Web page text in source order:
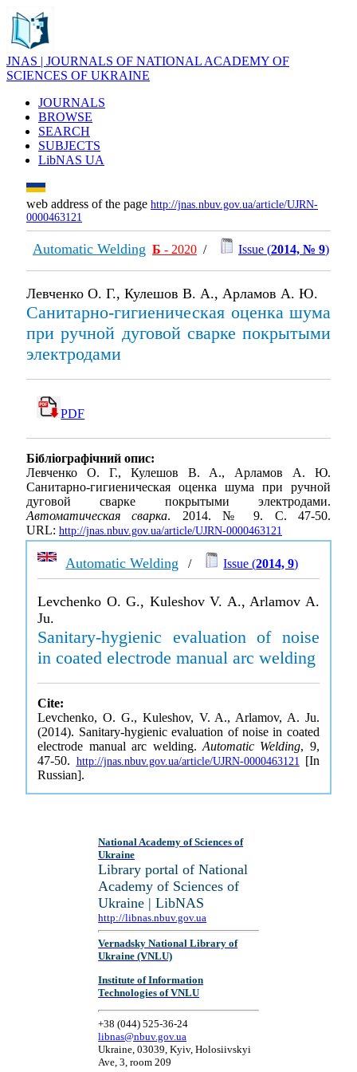
JNAS | JOURNALS OF NATIONAL ACADEMY OF
SCIENCES OF UKRAINE
JOURNALS
BROWSE
SEARCH
SUBJECTS
LibNAS UA
web address of the page http://jnas.nbuv.gov.ua/article/UJRN-
0000463121
Automatic Welding Б - 2020 / Issue (2014, № 9)
Левченко О. Г., Кулешов В. А., Арламов А. Ю.
Санитарно-гигиеническая оценка шума
при ручной дуговой сварке покрытыми
электродами
PDF
Бібліографічний опис:
Левченко О. Г., Кулешов В. А., Арламов А. Ю.
Санитарно-гигиеническая оценка шума при ручной
дуговой сварке покрытыми электродами.
Автоматическая сварка. 2014. № 9. С. 47-50.
URL: http://jnas.nbuv.gov.ua/article/UJRN-0000463121
Automatic Welding / Issue (2014, 9)
Levchenko O. G., Kuleshov V. A., Arlamov A.
Ju.
Sanitary-hygienic evaluation of noise
in coated electrode manual arc welding
Cite:
Levchenko, O. G., Kuleshov, V. A., Arlamov, A. Ju.
(2014). Sanitary-hygienic evaluation of noise in coated
electrode manual arc welding. Automatic Welding, 9,
47-50. http://jnas.nbuv.gov.ua/article/UJRN-0000463121 [In
Russian].
National Academy of Sciences of
Ukraine
Library portal of National
Academy of Sciences of
Ukraine | LibNAS
http://libnas.nbuv.gov.ua
Vernadsky National Library of
Ukraine (VNLU)
Institute of Information
Technologies of VNLU
+38 (044) 525-36-24
libnas@nbuv.gov.ua
Ukraine, 03039, Kyiv, Holosiivskyi
Ave, 3, room 209